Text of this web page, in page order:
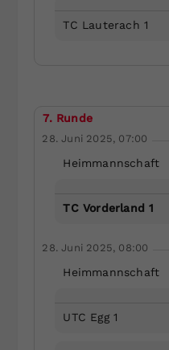
TC Lauterach 1
7. Runde
28. Juni 2025, 07:00
Heimmannschaft
TC Vorderland 1
28. Juni 2025, 08:00
Heimmannschaft
UTC Egg 1